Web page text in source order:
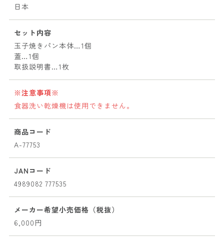
日本
セット内容
玉子焼きパン本体…1個
蓋…1個
取扱説明書…1枚
※注意事項※
食器洗い乾燥機は使用できません。
商品コード
A-77753
JANコード
4989082 777535
メーカー希望小売価格（税抜）
6,000円